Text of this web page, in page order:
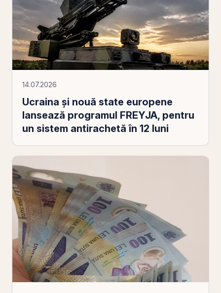
14.07.2026
Ucraina și nouă state europene
lansează programul FREYJA, pentru
un sistem antirachetă în 12 luni